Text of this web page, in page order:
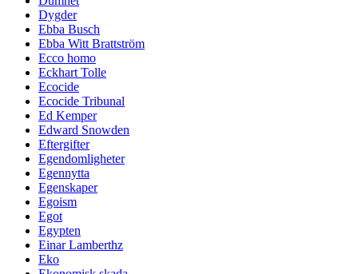
Dygder
Ebba Busch
Ebba Witt Brattström
Ecco homo
Eckhart Tolle
Ecocide
Ecocide Tribunal
Ed Kemper
Edward Snowden
Eftergifter
Egendomligheter
Egennytta
Egenskaper
Egoism
Egot
Egypten
Einar Lamberthz
Eko